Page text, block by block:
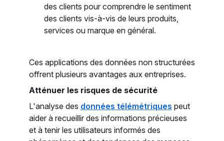
des clients pour comprendre le sentiment
des clients vis-à-vis de leurs produits,
services ou marque en général.
Ces applications des données non structurées
offrent plusieurs avantages aux entreprises.
Atténuer les risques de sécurité
L'analyse des données télémétriques peut
aider à recueillir des informations précieuses
et à tenir les utilisateurs informés des